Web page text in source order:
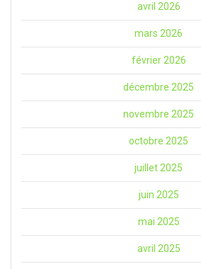
avril 2026
mars 2026
février 2026
décembre 2025
novembre 2025
octobre 2025
juillet 2025
juin 2025
mai 2025
avril 2025